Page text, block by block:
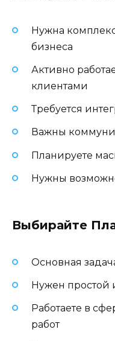
Нужна
бизнеса
Активно
клиентами
Требуется
Важны
Планируете
Нужны
Выбирайте
Основная
Нужен простой
Работаете в
работ